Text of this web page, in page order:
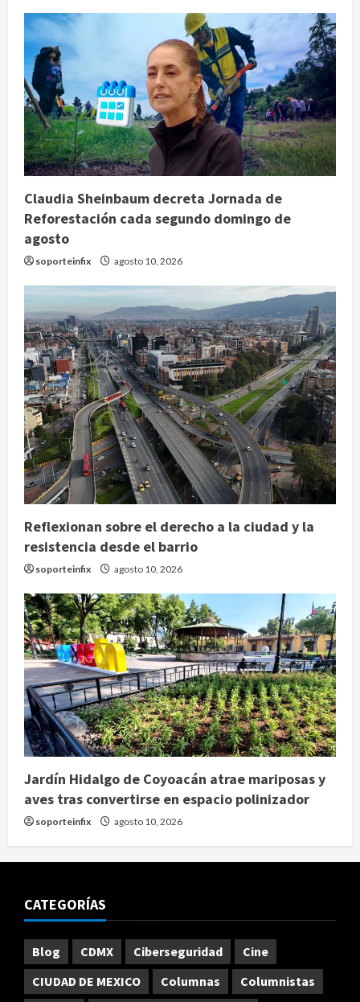
Claudia Sheinbaum decreta Jornada de
Reforestación cada segundo domingo de
agosto
soporteinfix agosto 10, 2026
Reflexionan sobre el derecho a la ciudad y la
resistencia desde el barrio
soporteinfix agosto 10, 2026
Jardín Hidalgo de Coyoacán atrae mariposas y
aves tras convertirse en espacio polinizador
soporteinfix agosto 10, 2026
CATEGORÍAS
Blog CDMX Ciberseguridad
Cine
CIUDAD DE MEXICO
Columnas
Columnistas